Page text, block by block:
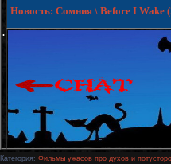
.
Новость: Сомния \ Before I Wake
Категория: Фильмы ужасов про духов и